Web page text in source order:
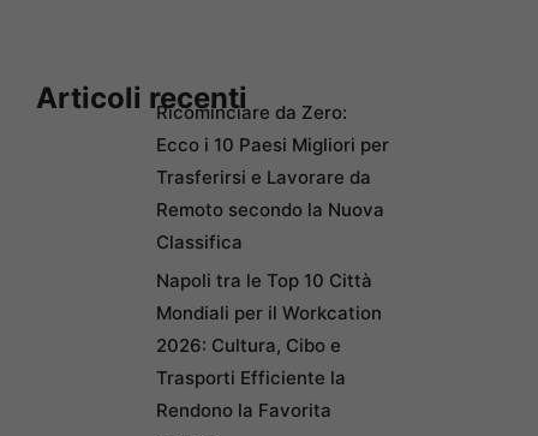
Articoli recentiRicominciare da Zero:
Ecco i 10 Paesi Migliori per
Trasferirsi e Lavorare da
Remoto secondo la Nuova
Classifica
Napoli tra le Top 10 Città
Mondiali per il Workcation
2026: Cultura, Cibo e
Trasporti Efficiente la
Rendono la Favorita